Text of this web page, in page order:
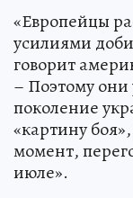
«Европейцы
усилиями
говорит
– Поэтому
поколение
«картину
момент,
июле».